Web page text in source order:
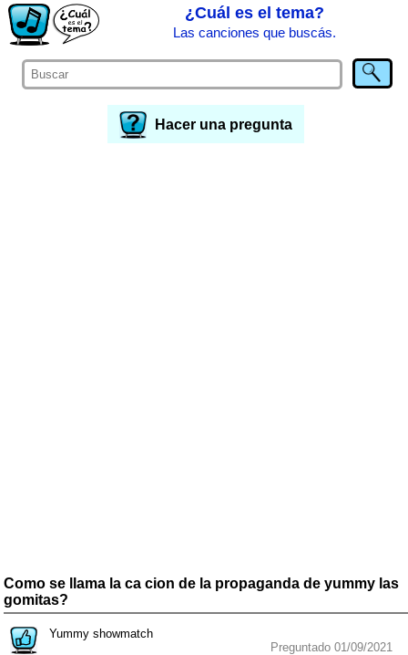
¿Cuál es el tema?
Las canciones que buscás.
Hacer una pregunta
Como se llama la ca cion de la propaganda de yummy las
gomitas?
Yummy showmatch
Preguntado 01/09/2021